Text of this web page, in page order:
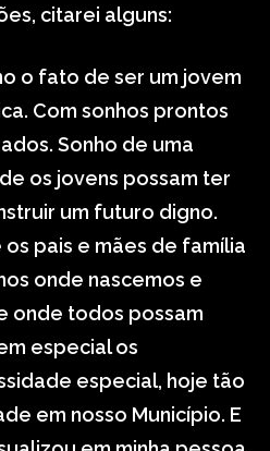
citarei alguns:
o fato de ser um jovem
Com sonhos prontos
Sonho de uma
os jovens possam ter
um futuro digno.
pais e mães de família
onde nascemos e
onde todos possam
especial os
especial, hoje tão
em nosso Município. E